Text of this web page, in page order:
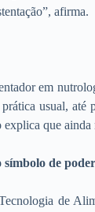
afirma.
em
usual,
que
de
de